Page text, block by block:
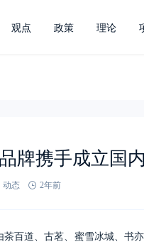
观点 政策 理论
牌携手成立国
动态 2年前
茶百道、古茗、蜜雪冰城、书